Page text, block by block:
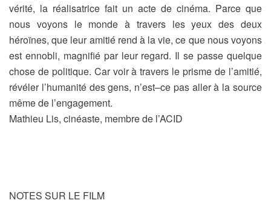
vérité, la réalisatrice fait un acte de cinéma. Parce que
nous voyons le monde à travers les yeux des deux
héroïnes, que leur amitié rend à la vie, ce que nous voyons
est ennobli, magnifié par leur regard. Il se passe quelque
chose de politique. Car voir à travers le prisme de l’amitié,
révéler l’humanité des gens, n’est–ce pas aller à la source
même de l’engagement.
Mathieu Lis, cinéaste, membre de l’ACID
NOTES SUR LE FILM